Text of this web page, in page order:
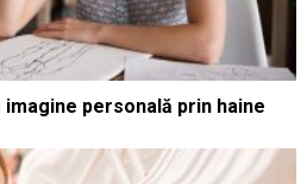
personală prin haine